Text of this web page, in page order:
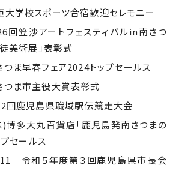
学校スポーツ合宿歓迎セレモニー
笠沙アートフェスティバルin南さつ
美術展」表彰式
ま早春フェア2024トップセールス
ま市主役大賞表彰式
鹿児島県職域駅伝競走大会
多大丸百貨店「鹿児島発南さつまの
プセールス
令和５年度第３回鹿児島県市長会